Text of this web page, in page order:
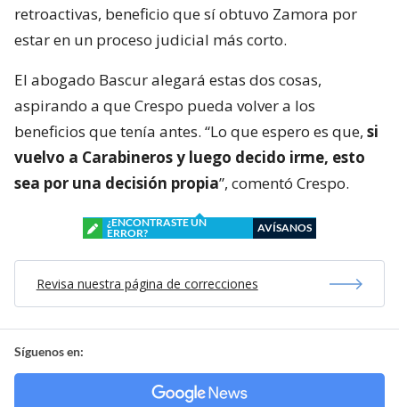
retroactivas, beneficio que sí obtuvo Zamora por
estar en un proceso judicial más corto.
El abogado Bascur alegará estas dos cosas,
aspirando a que Crespo pueda volver a los
beneficios que tenía antes. “Lo que espero es que, si
vuelvo a Carabineros y luego decido irme, esto
sea por una decisión propia”, comentó Crespo.
¿ENCONTRASTE UN
ERROR?
AVÍSANOS
Revisa nuestra página de correcciones
Síguenos en: